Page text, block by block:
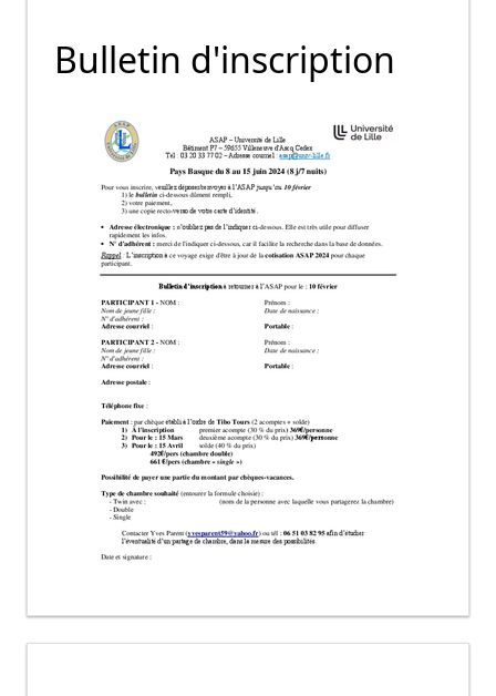
Bulletin d'inscription